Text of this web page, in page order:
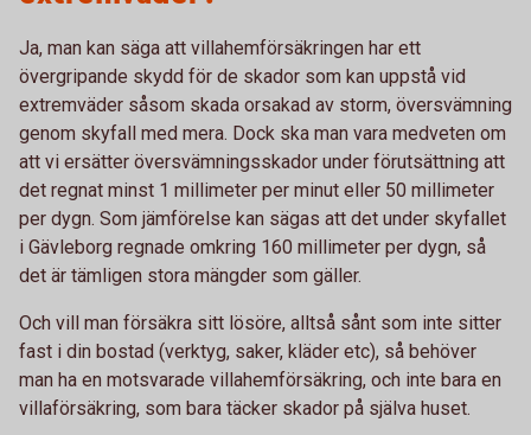
Ja, man kan säga att villahemförsäkringen har ett
övergripande skydd för de skador som kan uppstå vid
extremväder såsom skada orsakad av storm, översvämning
genom skyfall med mera. Dock ska man vara medveten om
att vi ersätter översvämningsskador under förutsättning att
det regnat minst 1 millimeter per minut eller 50 millimeter
per dygn. Som jämförelse kan sägas att det under skyfallet
i Gävleborg regnade omkring 160 millimeter per dygn, så
det är tämligen stora mängder som gäller.
Och vill man försäkra sitt lösöre, alltså sånt som inte sitter
fast i din bostad (verktyg, saker, kläder etc), så behöver
man ha en motsvarade villahemförsäkring, och inte bara en
villaförsäkring, som bara täcker skador på själva huset.